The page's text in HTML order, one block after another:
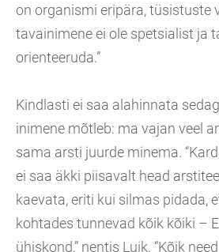
on organismi eripära, tüsistuste
tavainimene ei ole spetsialist ja
orienteeruda.”
Kindlasti ei saa alahinnata
inimene mõtleb: ma vajan veel
sama arsti juurde minema.
ei saa äkki piisavalt head
kaevata, eriti kui silmas pidada,
kohtades tunnevad kõik kõiki –
ühiskond,” nentis Luik. “Kõik